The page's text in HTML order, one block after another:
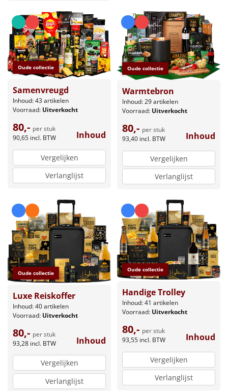
Oude collectie
Samenvreugd
Inhoud: 43 artikelen
Voorraad: Uitverkocht
80,- per stuk
90,65 incl. BTW Inhoud
Vergelijken
Verlanglijst
Oude collectie
Warmtebron
Inhoud: 29 artikelen
Voorraad: Uitverkocht
80,- per stuk
93,40 incl. BTW Inhoud
Vergelijken
Verlanglijst
Oude collectie
Luxe Reiskoffer
Inhoud: 40 artikelen
Voorraad: Uitverkocht
80,- per stuk
93,28 incl. BTW Inhoud
Vergelijken
Verlanglijst
Oude collectie
Handige Trolley
Inhoud: 41 artikelen
Voorraad: Uitverkocht
80,- per stuk
93,55 incl. BTW Inhoud
Vergelijken
Verlanglijst